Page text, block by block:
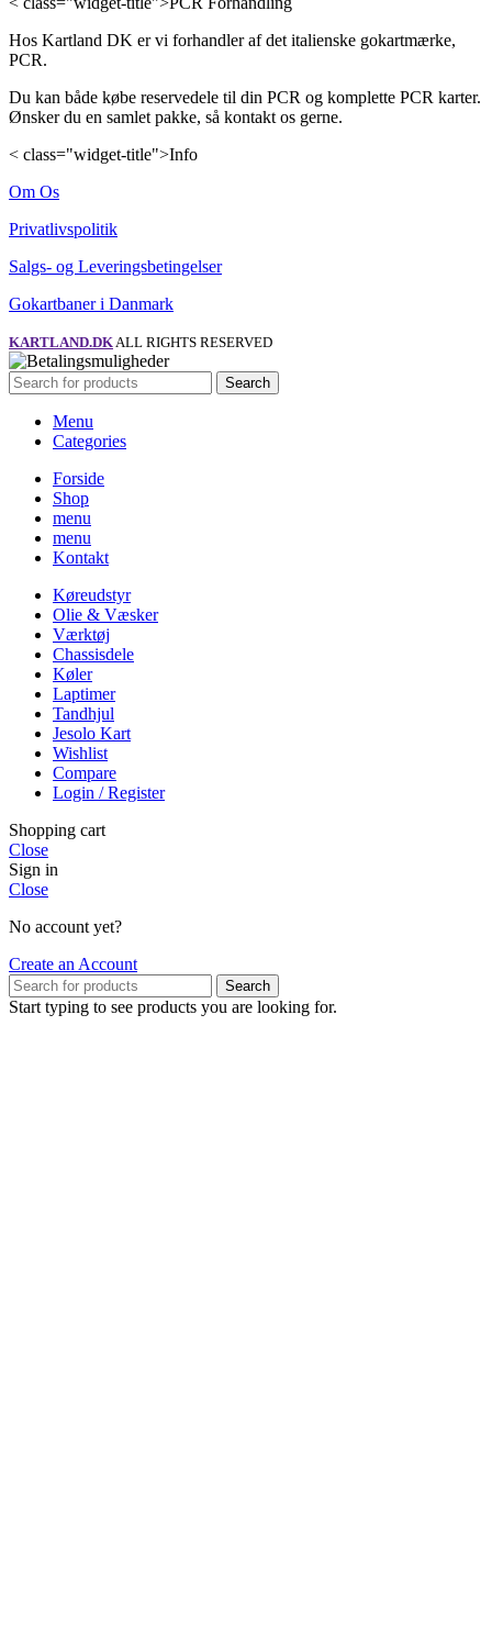
Hos Kartland DK er vi forhandler af det italienske gokartmærke,
PCR.
Du kan både købe reservedele til din PCR og komplette PCR karter.
Ønsker du en samlet pakke, så kontakt os gerne.
< class="widget-title">Info
Om Os
Privatlivspolitik
Salgs- og Leveringsbetingelser
Gokartbaner i Danmark
KARTLAND.DKALL RIGHTS RESERVED
Search
Menu
Categories
Forside
Shop
menu
menu
Kontakt
Køreudstyr
Olie & Væsker
Værktøj
Chassisdele
Køler
Laptimer
Tandhjul
Jesolo Kart
Wishlist
Compare
Login / Register
Shopping cart
Close
Sign in
Close
No account yet?
Create an Account
Search
Start typing to see products you are looking for.